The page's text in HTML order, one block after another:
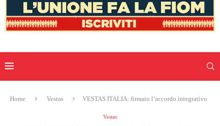
Home Vestas VESTAS ITALIA: firmato l’accordo integrativo
Vestas